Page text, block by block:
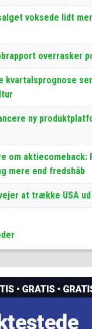
voksede lidt
overrasker
kvartalsprognose
ny
om
mere end fredshåb
at trække USA